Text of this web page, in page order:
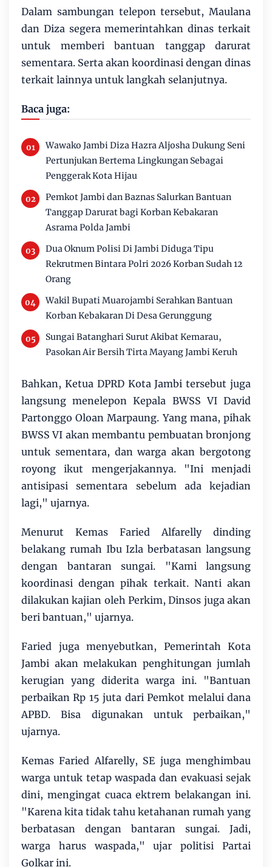
Dalam sambungan telepon tersebut, Maulana
dan Diza segera memerintahkan dinas terkait
untuk memberi bantuan tanggap darurat
sementara. Serta akan koordinasi dengan dinas
terkait lainnya untuk langkah selanjutnya.
Baca juga:
Wawako Jambi Diza Hazra Aljosha Dukung Seni
Pertunjukan Bertema Lingkungan Sebagai
Penggerak Kota Hijau
Pemkot Jambi dan Baznas Salurkan Bantuan
Tanggap Darurat bagi Korban Kebakaran
Asrama Polda Jambi
Dua Oknum Polisi Di Jambi Diduga Tipu
Rekrutmen Bintara Polri 2026 Korban Sudah 12
Orang
Wakil Bupati Muarojambi Serahkan Bantuan
Korban Kebakaran Di Desa Gerunggung
Sungai Batanghari Surut Akibat Kemarau,
Pasokan Air Bersih Tirta Mayang Jambi Keruh
Bahkan, Ketua DPRD Kota Jambi tersebut juga
langsung menelepon Kepala BWSS VI David
Partonggo Oloan Marpaung. Yang mana, pihak
BWSS VI akan membantu pembuatan bronjong
untuk sementara, dan warga akan bergotong
royong ikut mengerjakannya. "Ini menjadi
antisipasi sementara sebelum ada kejadian
lagi," ujarnya.
Menurut Kemas Faried Alfarelly dinding
belakang rumah Ibu Izla berbatasan langsung
dengan bantaran sungai. "Kami langsung
koordinasi dengan pihak terkait. Nanti akan
dilakukan kajian oleh Perkim, Dinsos juga akan
beri bantuan," ujarnya.
Faried juga menyebutkan, Pemerintah Kota
Jambi akan melakukan penghitungan jumlah
kerugian yang diderita warga ini. "Bantuan
perbaikan Rp 15 juta dari Pemkot melalui dana
APBD. Bisa digunakan untuk perbaikan,"
ujarnya.
Kemas Faried Alfarelly, SE juga menghimbau
warga untuk tetap waspada dan evakuasi sejak
dini, mengingat cuaca ektrem belakangan ini.
"Karena kita tidak tahu ketahanan rumah yang
berbatasan dengan bantaran sungai. Jadi,
warga harus waspada," ujar politisi Partai
Golkar ini.